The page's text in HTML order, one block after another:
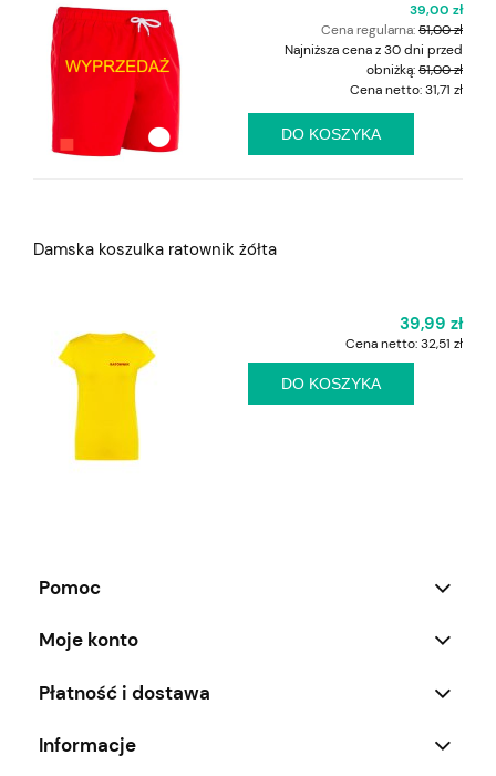
39,00 zł
Cena regularna:51,00 zł
Najniższa cena z 30 dni przed
obniżką:51,00 zł
Cena netto:31,71 zł
DO KOSZYKA
Damska koszulka ratownik żółta
39,99 zł
Cena netto:32,51 zł
DO KOSZYKA
Pomoc
Moje konto
Płatność i dostawa
Informacje